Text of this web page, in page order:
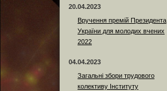
20.04.2023
Вручення премій Президента
України для молодих вчених
2022
04.04.2023
Загальні збори трудового
колективу Інституту